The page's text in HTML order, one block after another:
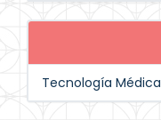
Tecnología Médica